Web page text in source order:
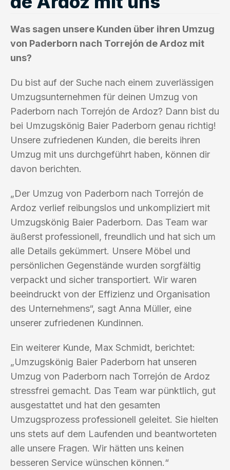
Was sagen unsere Kunden über ihren Umzug
von Paderborn nach Torrejón de Ardoz mit
uns?
Du bist auf der Suche nach einem zuverlässigen
Umzugsunternehmen für deinen Umzug von
Paderborn nach Torrejón de Ardoz? Dann bist du
bei Umzugskönig Baier Paderborn genau richtig!
Unsere zufriedenen Kunden, die bereits ihren
Umzug mit uns durchgeführt haben, können dir
davon berichten.
„Der Umzug von Paderborn nach Torrejón de
Ardoz verlief reibungslos und unkompliziert mit
Umzugskönig Baier Paderborn. Das Team war
äußerst professionell, freundlich und hat sich um
alle Details gekümmert. Unsere Möbel und
persönlichen Gegenstände wurden sorgfältig
verpackt und sicher transportiert. Wir waren
beeindruckt von der Effizienz und Organisation
des Unternehmens“, sagt Anna Müller, eine
unserer zufriedenen Kundinnen.
Ein weiterer Kunde, Max Schmidt, berichtet:
„Umzugskönig Baier Paderborn hat unseren
Umzug von Paderborn nach Torrejón de Ardoz
stressfrei gemacht. Das Team war pünktlich, gut
ausgestattet und hat den gesamten
Umzugsprozess professionell geleitet. Sie hielten
uns stets auf dem Laufenden und beantworteten
alle unsere Fragen. Wir hätten uns keinen
besseren Service wünschen können.“